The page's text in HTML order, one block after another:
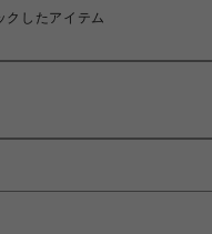
クしたアイテム